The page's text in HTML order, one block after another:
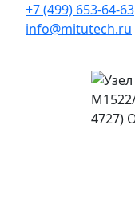
+7 (499) 653-64-63
info@mitutech.ru